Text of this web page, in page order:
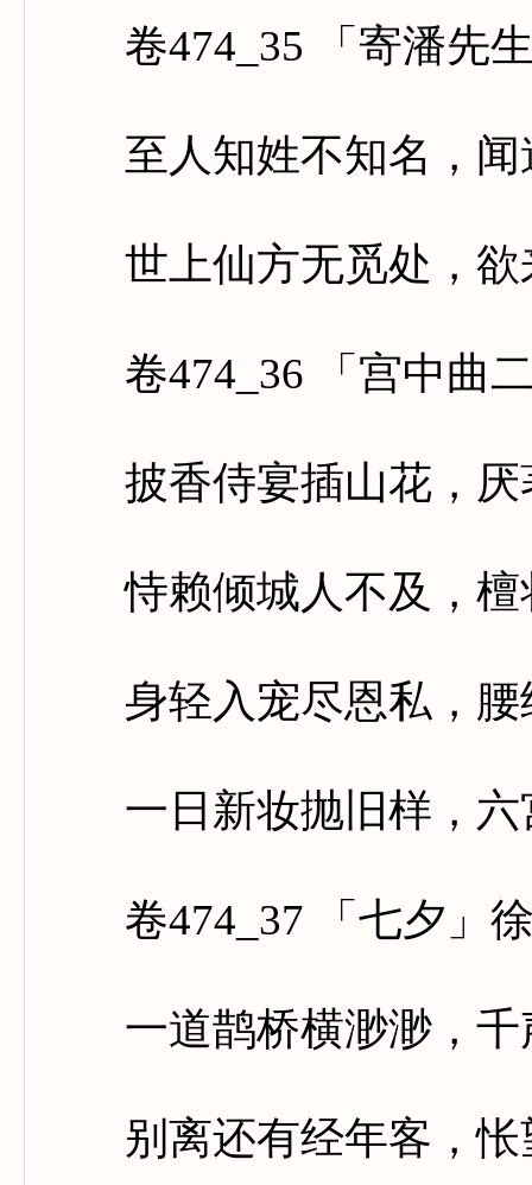
卷474_35 「寄潘先
至人知姓不知名，闻
世上仙方无觅处，欲
卷474_36 「宫中曲
披香侍宴插山花，厌
恃赖倾城人不及，檀
身轻入宠尽恩私，腰
一日新妆抛旧样，六
卷474_37 「七夕」
一道鹊桥横渺渺，千
别离还有经年客，怅